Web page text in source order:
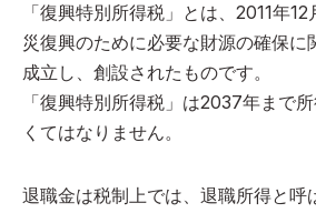
「復興特別所得税」とは、2011年
災復興のために必要な財源の確保に
成立し、創設されたものです。
「復興特別所得税」は2037年まで
くてはなりません。
退職金は税制上では、退職所得と呼